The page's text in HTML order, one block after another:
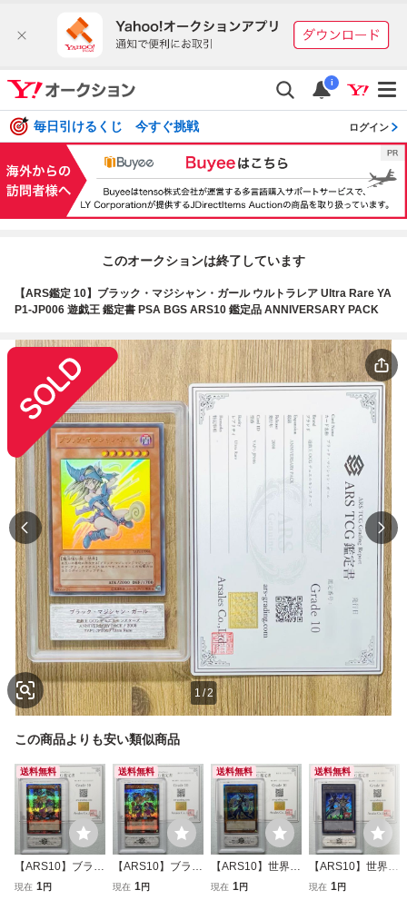
i
毎日引けるくじ 今すぐ挑戦 ログイン
このオークションは終了しています
【ARS鑑定 10】ブラック・マジシャン・ガール ウルトラレア Ultra Rare YA
P1-JP006 遊戯王 鑑定書 PSA BGS ARS10 鑑定品 ANNIVERSARY PACK
1 /2
この商品よりも安い類似商品
送料無料
【ARS10】ブラッ
ク・マジシャン・
現在 1円
送料無料
【ARS10】ブラッ
ク・マジシャン・
現在 1円
送料無料
【ARS10】世界に
8枚 ブラック・マ
現在 1円
送料無料
【ARS10】世界に
5枚 武藤遊戯 闇遊
現在 1円